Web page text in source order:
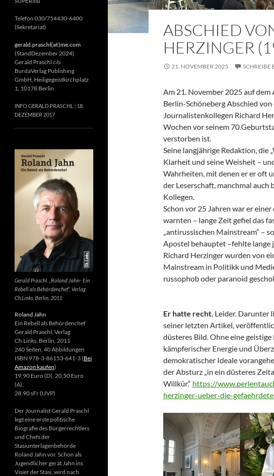
ABSCHIED
HERZINGER
21. NOVEMBER 2025 SCHREIBE
Am 21. November 2025 auf
Berlin-Schöneberg Abschied von
Journalistenkollegen Richard
Wochen vor seinem
verstorben ist.
Seine langjährige Redaktion, die
Klarheit und seine Weisheit –
Wahrheiten, mit denen er er oft
der Leserschaft, manchmal
Kollegen.
Schon vor 25 Jahren war er
warnten – lange Zeit gefiel das
„antirussischen Mainstream“ –
Apostel behauptet –fehlte lange
Richard Herzinger wurden von
Mainstream in Politikk und
russophob oder paranoid
Er hatte recht. Leider. Darunter
seiner letzten Artikel,
düsteres Bild. Ohne eine
kämpferischer Energie und
demokratischer Ideale
der Absturz „in ein düsteres
Willkür.“ https://
herzinger-ueber-die-
Telefon 030/754430-6400
(Sekretariat)
gerald.praschl(at)me.com
(StandDezember 2024)
Gerald Praschl c/o
BurdaVerlag Publishing
GmbH, Heiligegeistkirchplatz
1, 10178 Berlin
INFO GERALD PRASCHL
18.
DEZEMBER 2017
Gerald Praschl. „Roland Jahn- Ein
Rebell als Behördenchef“, Verlag
Ch.Links, Berlin, 2011
Roland Jahn
Ein Rebell als Behördenchef
Gerald Praschl, Verlag
Ch.Links, Berlin, 2011
240 Seiten, 40 Abbildungen
ISBN 978-3-86153-641-3 (Bei
Amazon kaufen)
19,90 Euro (D), 20,50 Euro
(A),
28,90 sFr (UVP)
Der Journalist Gerald Praschl
legt eine erste politische
Biografie des Bürgerrechtlers
und Chefs der
Stasiunterlagenbehörde
Roland Jahn vor. Schon als
Jugendlicher gerät Jahn ins
Visier der Stasi, wird nach